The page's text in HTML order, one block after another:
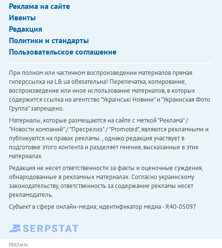
Реклама на сайте
Ивенты
Редакция
Политики и стандарты
Пользовательское соглашение
При полном или частичном воспроизведении материалов прямая
гиперссылка на LB.ua обязательна! Перепечатка, копирование,
воспроизведение или иное использование материалов, в которых
содержится ссылка на агентство "Українськi Новини" и "Украинская Фото
Группа" запрещено.
Материалы, которые размещаются на сайте с меткой "Реклама" /
"Новости компаний" / "Пресрелиз" / "Promoted", являются рекламными и
публикуются на правах рекламы. , однако редакция участвует в
подготовке этого контента и разделяет мнения, высказанные в этих
материалах.
Редакция не несет ответственности за факты и оценочные суждения,
обнародованные в рекламных материалах. Согласно украинскому
законодательству, ответственность за содержание рекламы несет
рекламодатель.
Субъект в сфере онлайн-медиа; идентификатор медиа - R40-05097
РЕКЛАМА